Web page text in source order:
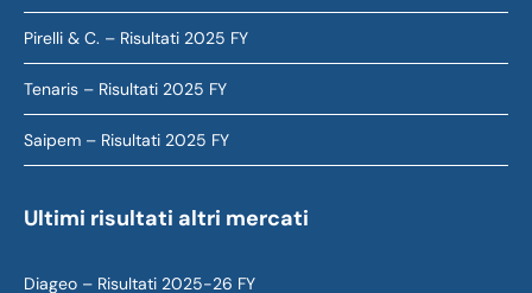
Pirelli & C. – Risultati 2025 FY
Tenaris – Risultati 2025 FY
Saipem – Risultati 2025 FY
Ultimi risultati altri mercati
Diageo – Risultati 2025-26 FY